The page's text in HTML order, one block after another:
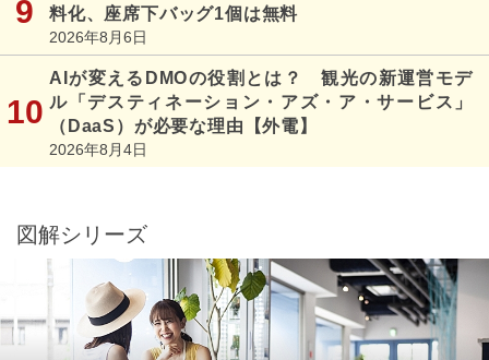
料化、座席下バッグ1個は無料
2026年8月6日
AIが変えるDMOの役割とは？ 観光の新運営モデ
ル「デスティネーション・アズ・ア・サービス」
（DaaS）が必要な理由【外電】
2026年8月4日
図解シリーズ